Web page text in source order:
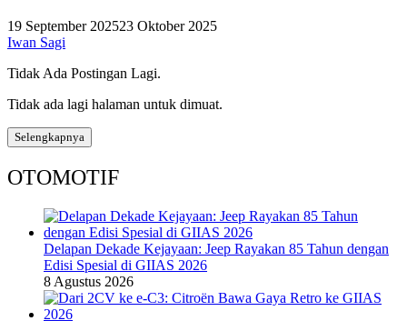
19 September 202523 Oktober 2025
Iwan Sagi
Tidak Ada Postingan Lagi.
Tidak ada lagi halaman untuk dimuat.
Selengkapnya
OTOMOTIF
Delapan Dekade Kejayaan: Jeep Rayakan 85 Tahun dengan
Edisi Spesial di GIIAS 2026
8 Agustus 2026